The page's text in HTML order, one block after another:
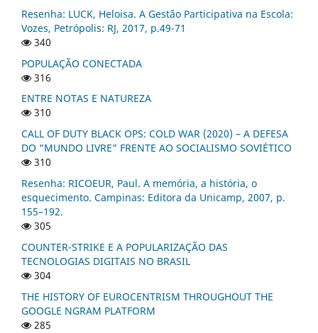
Resenha: LUCK, Heloisa. A Gestão Participativa na Escola:
Vozes, Petrópolis: RJ, 2017, p.49-71
340
POPULAÇÃO CONECTADA
316
ENTRE NOTAS E NATUREZA
310
CALL OF DUTY BLACK OPS: COLD WAR (2020) – A DEFESA
DO “MUNDO LIVRE” FRENTE AO SOCIALISMO SOVIÉTICO
310
Resenha: RICOEUR, Paul. A memória, a história, o
esquecimento. Campinas: Editora da Unicamp, 2007, p.
155–192.
305
COUNTER-STRIKE E A POPULARIZAÇÃO DAS
TECNOLOGIAS DIGITAIS NO BRASIL
304
THE HISTORY OF EUROCENTRISM THROUGHOUT THE
GOOGLE NGRAM PLATFORM
285